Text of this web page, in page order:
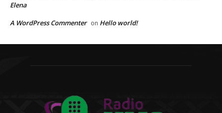
Elena
A WordPress Commenter on Hello world!